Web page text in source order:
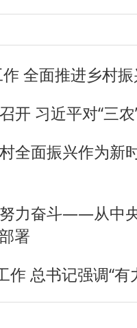
全面推进乡村
开 习近平对“三
全面振兴作为新
力奋斗——从中
署
作 总书记强调“有